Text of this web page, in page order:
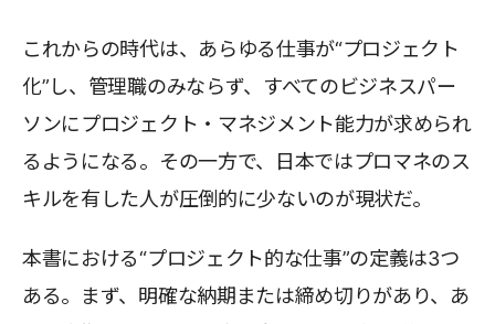
これからの時代は、あらゆる仕事が“プロジェクト
化”し、管理職のみならず、すべてのビジネスパー
ソンにプロジェクト・マネジメント能力が求められ
るようになる。その一方で、日本ではプロマネのス
キルを有した人が圧倒的に少ないのが現状だ。
本書における“プロジェクト的な仕事”の定義は3つ
ある。まず、明確な納期または締め切りがあり、あ